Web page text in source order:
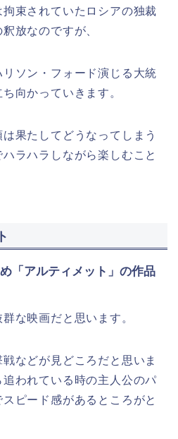
束されていたロシアの独裁
放なのですが、
ソン・フォード演じる大統
向かっていきます。
果たしてどうなってしまう
ラハラしながら楽しむこと
「アルティメット」の作品
な映画だと思います。
などが見どころだと思いま
われている時の主人公のパ
ピード感があるところがと